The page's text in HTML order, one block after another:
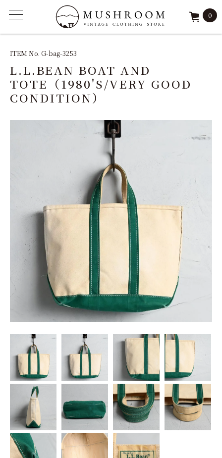
FEATURE
ARCHIVE
MY ACCOUNT
0
ITEM No. G-bag-3253
L.L.BEAN BOAT AND
TOTE（1980'S/VERY GOOD
CONDITION）